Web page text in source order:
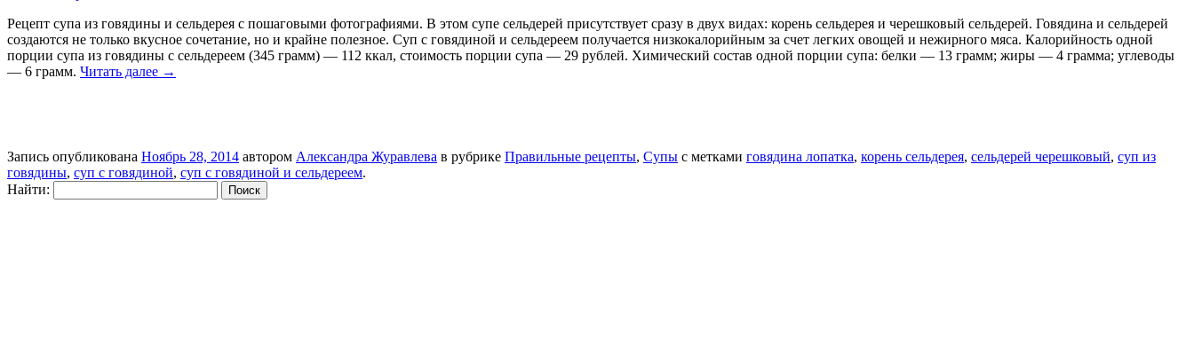
Рецепт супа из говядины и сельдерея с пошаговыми фотографиями. В этом супе сельдерей присутствует сразу в двух видах: корень сельдерея и черешковый сельдерей. Говядина и сельдерей
создаются не только вкусное сочетание, но и крайне полезное. Суп с говядиной и сельдереем получается низкокалорийным за счет легких овощей и нежирного мяса. Калорийность одной
порции супа из говядины с сельдереем (345 грамм) — 112 ккал, стоимость порции супа — 29 рублей. Химический состав одной порции супа: белки — 13 грамм; жиры — 4 грамма; углеводы
— 6 грамм. Читать далее →
Запись опубликована Ноябрь 28, 2014 автором Александра Журавлева в рубрике Правильные рецепты, Супы с метками говядина лопатка, корень сельдерея, сельдерей черешковый, суп из
говядины, суп с говядиной, суп с говядиной и сельдереем.
Найти: